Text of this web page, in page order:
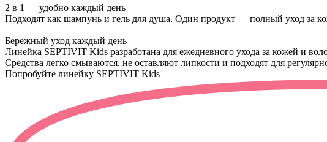
2 в 1 — удобно каждый день
Подходят как шампунь и гель для душа. Один продукт — полный уход за
Бережный уход каждый день
Линейка SEPTIVIT Kids разработана для ежедневного ухода за кожей и
Средства легко смываются, не оставляют липкости и подходят для
Попробуйте линейку SEPTIVIT Kids